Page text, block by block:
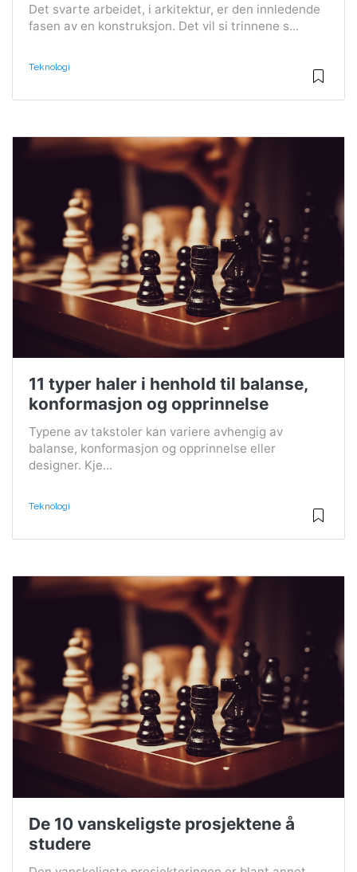
Det svarte arbeidet, i arkitektur, er den innledende
fasen av en konstruksjon. Det vil si trinnene s...
Teknologi
11 typer haler i henhold til balanse,
konformasjon og opprinnelse
Typene av takstoler kan variere avhengig av
balanse, konformasjon og opprinnelse eller
designer. Kje...
Teknologi
De 10 vanskeligste prosjektene å
studere